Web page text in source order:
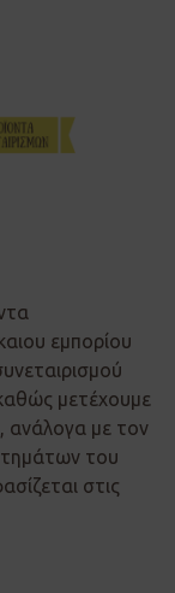
εμπορίου
μετέχουμε
ανάλογα με τον
του
στις